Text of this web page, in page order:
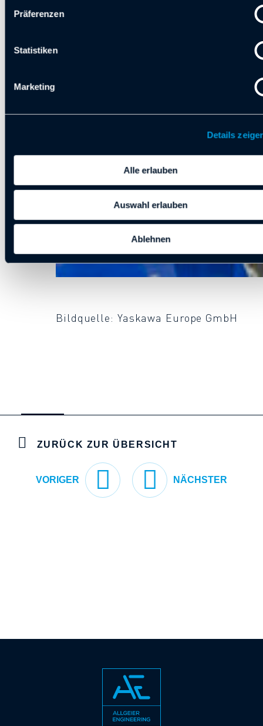
Präferenzen
Statistiken
Marketing
Details
Alle erlauben
Auswahl erlauben
Ablehnen
Bildquelle: Yaskawa Europe GmbH
ZURÜCK ZUR ÜBERSICHT
VORIGER NÄCHSTER